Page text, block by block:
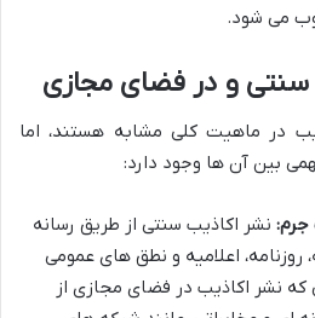
می شود.
سنتی و در فضای مجازی
در ماهیت کلی مشابه هستند، اما
بین آن ها وجود دارد:
جرم: نشر اکاذیب سنتی از طریق رسانه
روزنامه، اعلامیه و نطق های عمومی
که نشر اکاذیب در فضای مجازی از